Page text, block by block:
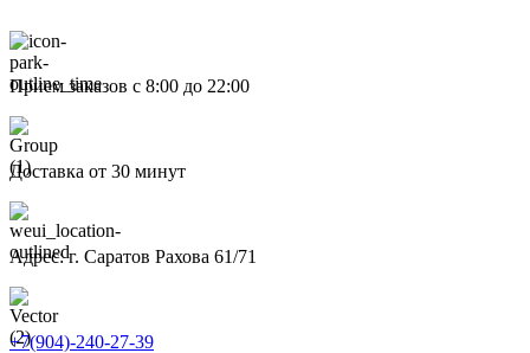
Прием заказов с 8:00 до 22:00
Доставка от 30 минут
Адрес: г. Саратов Рахова 61/71
+7(904)-240-27-39